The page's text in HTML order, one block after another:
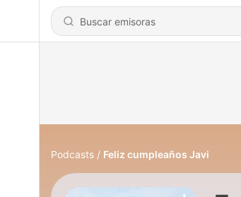
Podcasts Feliz cumpleaños Javi